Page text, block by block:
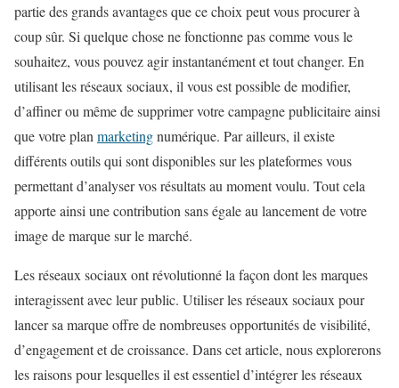
partie des grands avantages que ce choix peut vous procurer à
coup sûr. Si quelque chose ne fonctionne pas comme vous le
souhaitez, vous pouvez agir instantanément et tout changer. En
utilisant les réseaux sociaux, il vous est possible de modifier,
d’affiner ou même de supprimer votre campagne publicitaire ainsi
que votre plan marketingnumérique. Par ailleurs, il existe
différents outils qui sont disponibles sur les plateformes vous
permettant d’analyser vos résultats au moment voulu. Tout cela
apporte ainsi une contribution sans égale au lancement de votre
image de marque sur le marché.
Les réseaux sociaux ont révolutionné la façon dont les marques
interagissent avec leur public. Utiliser les réseaux sociaux pour
lancer sa marque offre de nombreuses opportunités de visibilité,
d’engagement et de croissance. Dans cet article, nous explorerons
les raisons pour lesquelles il est essentiel d’intégrer les réseaux